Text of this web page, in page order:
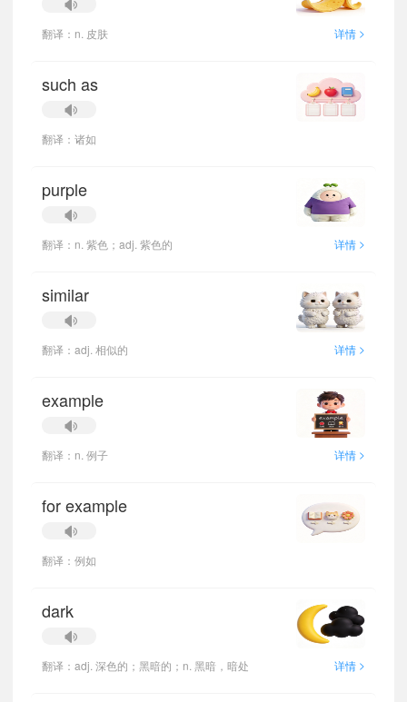
翻译：n. 皮肤 详情 >
such as
翻译：诸如
purple
翻译：n. 紫色；adj. 紫色的 详情 >
similar
翻译：adj. 相似的 详情 >
example
翻译：n. 例子 详情 >
for example
翻译：例如
dark
翻译：adj. 深色的；黑暗的；n. 黑暗，暗处 详情 >